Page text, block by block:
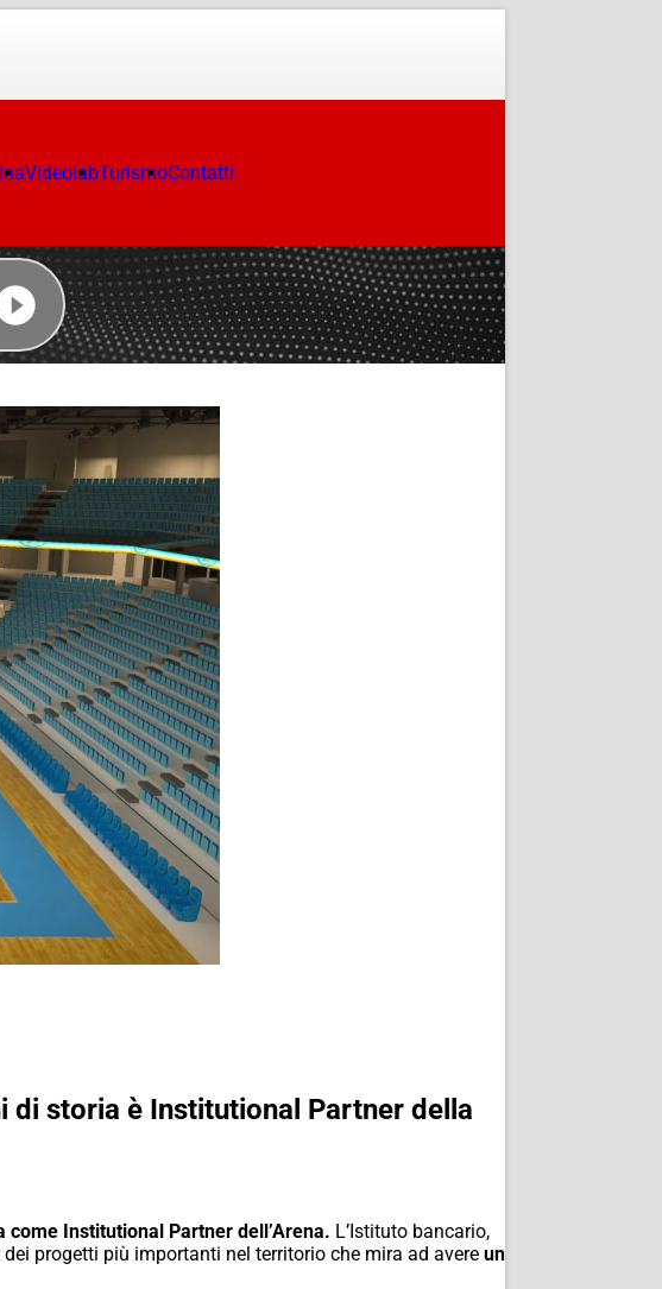
VideolabTurismoContatti
di storia è Institutional Partner della
Institutional Partner dell’Arena. L’Istituto bancario,
progetti più importanti nel territorio che mira ad avere un